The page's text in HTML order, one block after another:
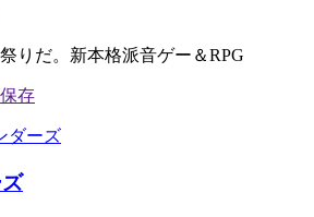
りだ。新本格派音ゲー＆RPG